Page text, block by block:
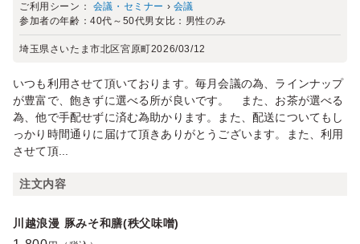
ご利用シーン： 会議・セミナー › 会議
参加者の年齢：40代～50代男女比： 男性のみ
埼玉県さいたま市北区宮原町2026/03/12
いつも利用させて頂いております。毎月会議の為、ラインナップ
が豊富で、飽きずに選べる所が良いです。 また、お茶が選べる
為、他で手配せずに済む為助かります。また、配送についてもし
っかり時間通りに届けて頂きありがとうございます。また、利用
させて頂...
注文内容
川越浪漫 豚みそ和膳(秩父味噌)